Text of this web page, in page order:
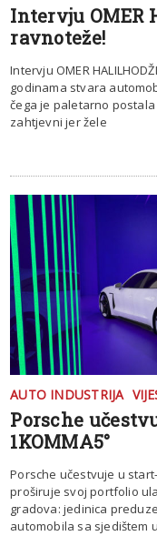
Intervju OMER
ravnoteže!
Intervju OMER
godinama stvara
čega je paletarno
zahtjevni jer žele
AUTO INDUSTRIJA
Porsche
1KOMMA5°
Porsche učestvuje u
proširuje svoj portfolio
gradova: jedinica
automobila sa sjedištem